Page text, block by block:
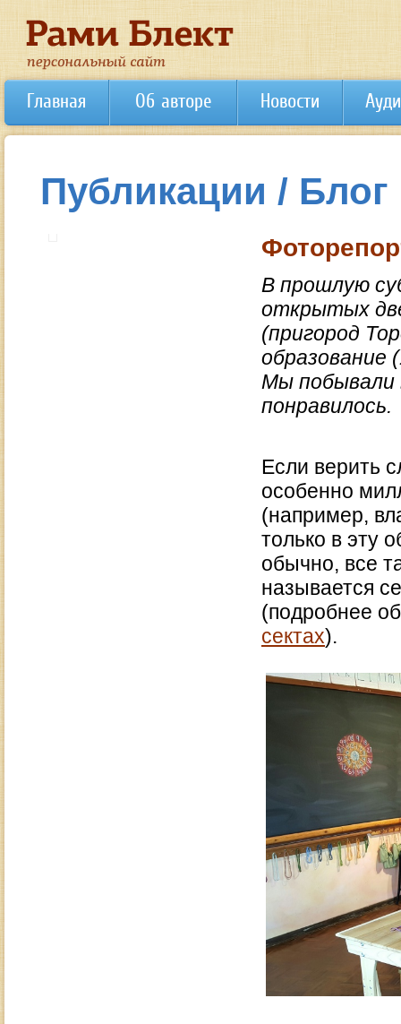
Главная Об авторе Новости
Публикации / Блог
В прошлую
открытых
(пригород
образование
Мы побывали
понравилось.
Если верить
особенно
(например,
только в эту
обычно, все
называется
(подробнее
сектах).